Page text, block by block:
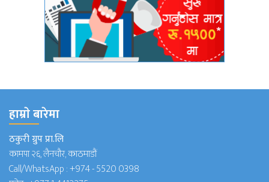
हाम्राे बारेमा
ठकुरी ग्रुप प्रा.लि
कामपा २६, लैनचौर, काठमाडौं
Call/WhatsApp :+974 - 5520 0398